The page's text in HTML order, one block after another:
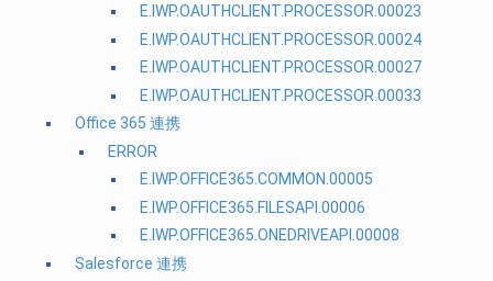
E.IWP.OAUTHCLIENT.PROCESSOR.00023
E.IWP.OAUTHCLIENT.PROCESSOR.00024
E.IWP.OAUTHCLIENT.PROCESSOR.00027
E.IWP.OAUTHCLIENT.PROCESSOR.00033
Office 365 連携
ERROR
E.IWP.OFFICE365.COMMON.00005
E.IWP.OFFICE365.FILESAPI.00006
E.IWP.OFFICE365.ONEDRIVEAPI.00008
Salesforce 連携